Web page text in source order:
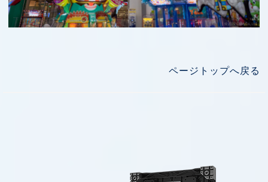
ページトップへ戻る